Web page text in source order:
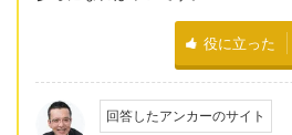
役に立った
回答したアンカーのサイト